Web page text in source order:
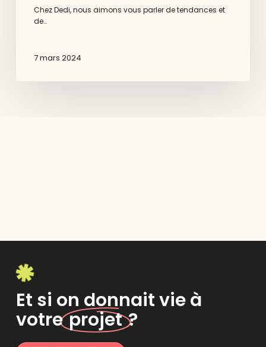
Chez Dedi, nous aimons vous parler de tendances et
de…
7 mars 2024
Et si on donnait vie à
votreprojet?